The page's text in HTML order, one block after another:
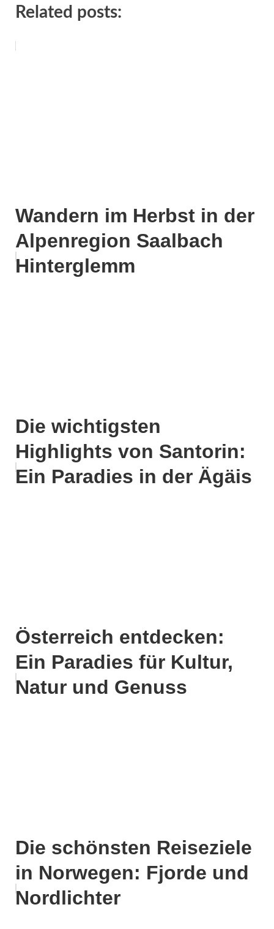
Related posts:
Wandern im Herbst in der
Alpenregion Saalbach
Hinterglemm
Die wichtigsten
Highlights von Santorin:
Ein Paradies in der Ägäis
Österreich entdecken:
Ein Paradies für Kultur,
Natur und Genuss
Die schönsten Reiseziele
in Norwegen: Fjorde und
Nordlichter